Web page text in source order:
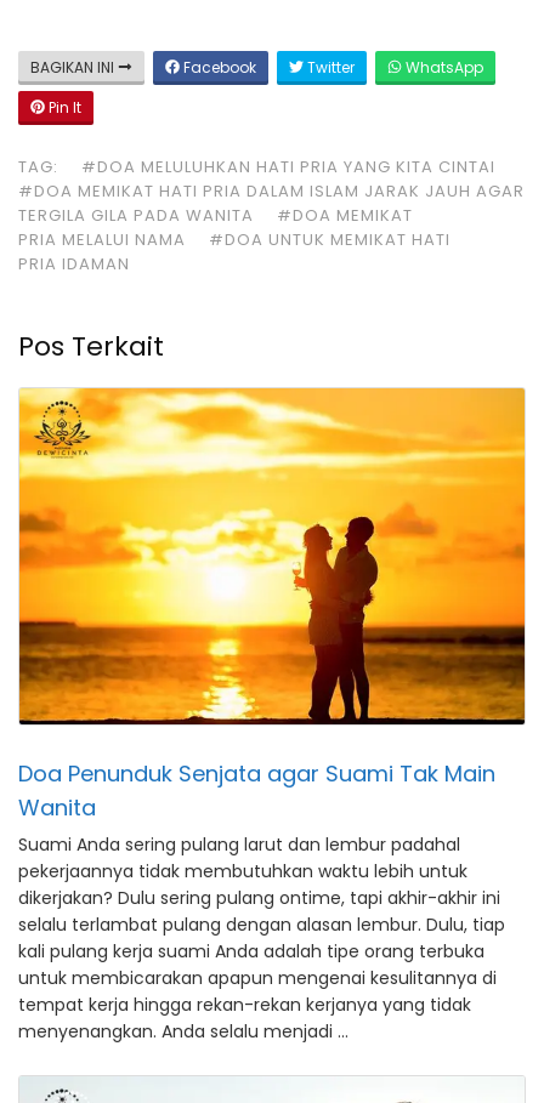
BAGIKAN INI Facebook Twitter
WhatsApp
Pin It
TAG:
#DOA MELULUHKAN HATI PRIA YANG KITA CINTAI
#DOA MEMIKAT HATI PRIA DALAM ISLAM JARAK JAUH AGAR
TERGILA GILA PADA WANITA
#DOA MEMIKAT
PRIA MELALUI NAMA
#DOA UNTUK MEMIKAT HATI
PRIA IDAMAN
Pos Terkait
Doa Penunduk Senjata agar Suami Tak Main
Wanita
Suami Anda sering pulang larut dan lembur padahal
pekerjaannya tidak membutuhkan waktu lebih untuk
dikerjakan? Dulu sering pulang ontime, tapi akhir-akhir ini
selalu terlambat pulang dengan alasan lembur. Dulu, tiap
kali pulang kerja suami Anda adalah tipe orang terbuka
untuk membicarakan apapun mengenai kesulitannya di
tempat kerja hingga rekan-rekan kerjanya yang tidak
menyenangkan. Anda selalu menjadi …